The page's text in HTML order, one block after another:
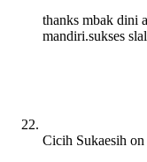
thanks mbak dini
mandiri.sukses
Cicih Sukaesih on